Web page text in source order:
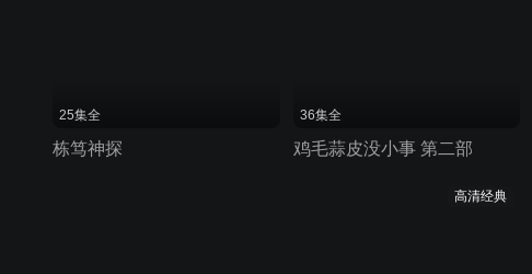
25集全
栋笃神探
36集全
鸡毛蒜皮没小事 第二部
高清经典